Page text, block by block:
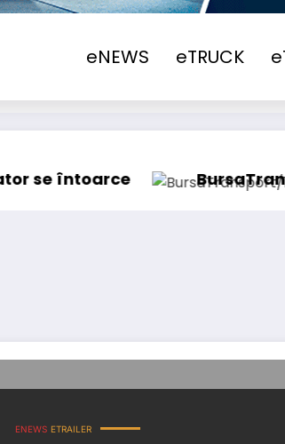
eNEWS eTRUCK
BursaTransport/
ENEWS ETRAILER